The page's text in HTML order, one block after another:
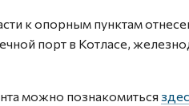
к опорным пунктам
порт в Котласе,
можно познакомиться